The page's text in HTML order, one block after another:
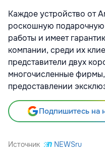
Каждое устройство от
роскошную
работы и имеет
компании, среди их
представители двух
многочисленные
предоставлении
Подпишитесь на
Источник NEWSru